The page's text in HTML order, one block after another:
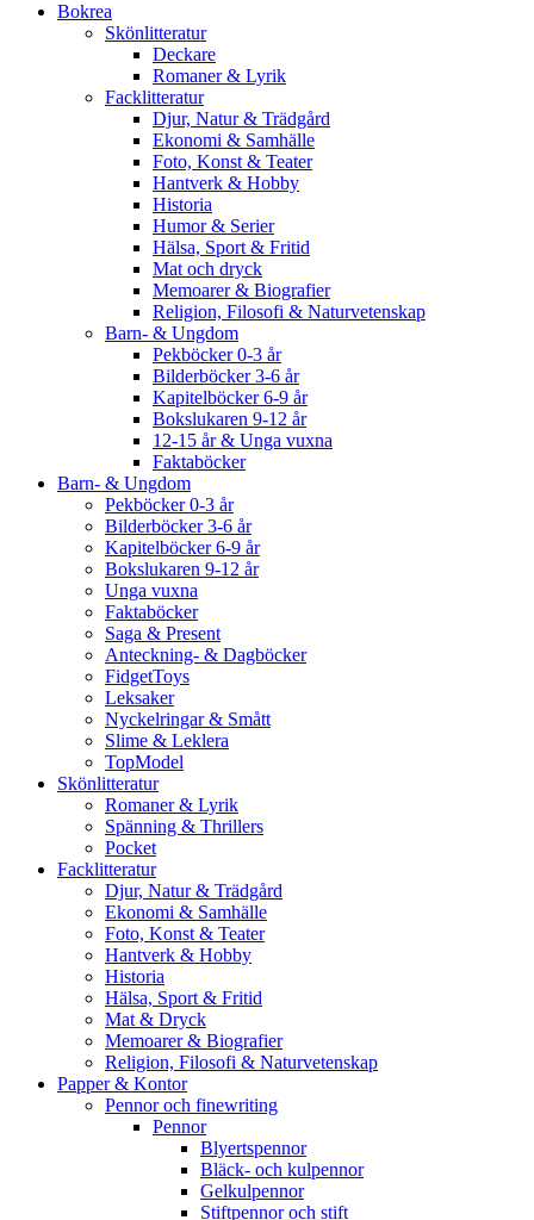
Bokrea
Skönlitteratur
Deckare
Romaner & Lyrik
Facklitteratur
Djur, Natur & Trädgård
Ekonomi & Samhälle
Foto, Konst & Teater
Hantverk & Hobby
Historia
Humor & Serier
Hälsa, Sport & Fritid
Mat och dryck
Memoarer & Biografier
Religion, Filosofi & Naturvetenskap
Barn- & Ungdom
Pekböcker 0-3 år
Bilderböcker 3-6 år
Kapitelböcker 6-9 år
Bokslukaren 9-12 år
12-15 år & Unga vuxna
Faktaböcker
Barn- & Ungdom
Pekböcker 0-3 år
Bilderböcker 3-6 år
Kapitelböcker 6-9 år
Bokslukaren 9-12 år
Unga vuxna
Faktaböcker
Saga & Present
Anteckning- & Dagböcker
FidgetToys
Leksaker
Nyckelringar & Smått
Slime & Leklera
TopModel
Skönlitteratur
Romaner & Lyrik
Spänning & Thrillers
Pocket
Facklitteratur
Djur, Natur & Trädgård
Ekonomi & Samhälle
Foto, Konst & Teater
Hantverk & Hobby
Historia
Hälsa, Sport & Fritid
Mat & Dryck
Memoarer & Biografier
Religion, Filosofi & Naturvetenskap
Papper & Kontor
Pennor och finewriting
Pennor
Blyertspennor
Bläck- och kulpennor
Gelkulpennor
Stiftpennor och stift